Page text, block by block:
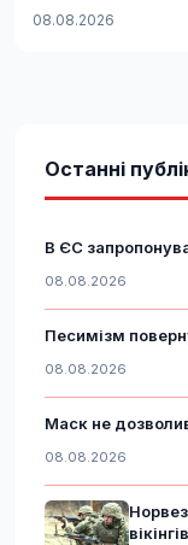
08.08.2026
Останні
В ЄС
08.08.2026
Песимізм
08.08.2026
Маск не
08.08.2026